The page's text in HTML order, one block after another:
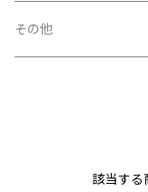
その他
該当する